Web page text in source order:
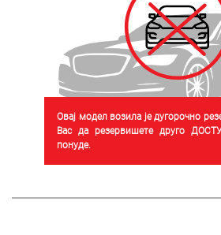
Овај модел возила је дугорочно
Вас да резервишете друго
понуде.